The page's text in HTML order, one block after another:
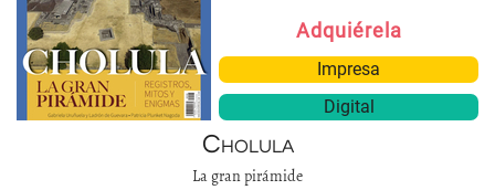
Adquiérela
Impresa
Digital
Cholula
La gran pirámide